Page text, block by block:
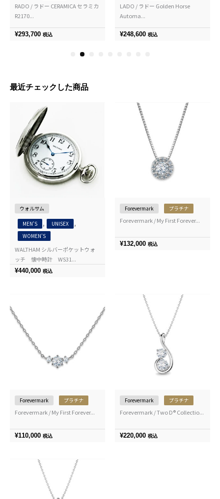
RADO / ラドー CERAMICA セラミカ
R2170...
¥293,700 税込
LADO / ラドー Golden Horse
Automa...
¥248,600 税込
5
最近チェックした商品
ウォルサム
MEN'S , UNISEX ,
WOMEN'S
WALTHAM シルバーポケットウォ
ッチ 懐中時計 WS31...
¥440,000 税込
Forevermark プラチナ
Forevermark / My First Forever...
¥132,000 税込
Forevermark プラチナ
Forevermark / My First Forever...
¥110,000 税込
Forevermark プラチナ
Forevermark / Two D® Collectio...
¥220,000 税込